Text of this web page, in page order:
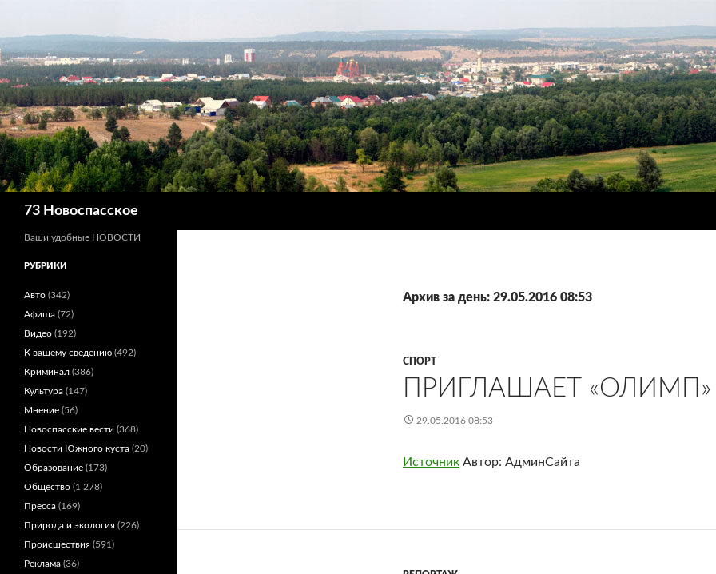
73 Новоспасское
Архив за день: 29.05.2016 08:53
СПОРТ
ПРИГЛАШАЕТ «ОЛИМП»
29.05.2016 08:53
Источник Автор: АдминСайта
Ваши удобные НОВОСТИ
РУБРИКИ
Авто (342)
Афиша (72)
Видео (192)
К вашему сведению (492)
Криминал (386)
Культура (147)
Мнение (56)
Новоспасские вести (368)
Новости Южного куста (20)
Образование (173)
Общество (1 278)
Пресса (169)
Природа и экология (226)
Происшествия (591)
Реклама (36)